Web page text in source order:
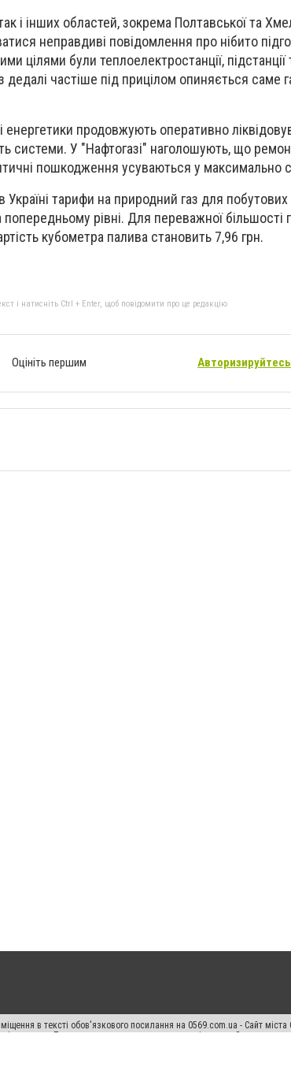
і інших областей, зокрема Полтавської та
неправдиві повідомлення про нібито
цілями були теплоелектростанції, підстанції
дедалі частіше під прицілом опиняється саме
енергетики продовжують оперативно
системи. У "Нафтогазі" наголошують, що
пошкодження усуваються у максимально
тарифи на природний газ для
рівні. Для переважної більшості
кубометра палива становить 7,96 грн.
і натисніть Ctrl + Enter, щоб повідомити про це редакцію
Оцініть першим Авторизируйтесь
в тексті обов'язкового посилання на 0569.com.ua - Сайт
джерела. Порушення виняткових прав переслідується Законом.